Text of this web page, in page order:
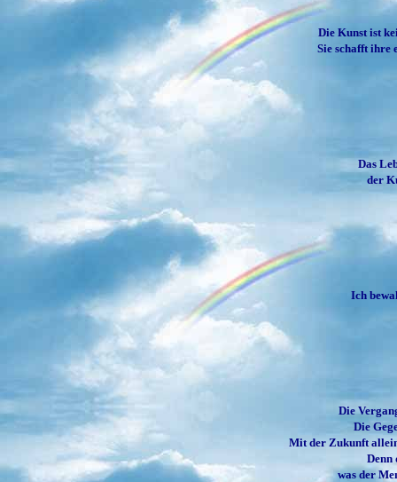
Die Kunst ist
Sie schafft ihre
Das
der
Ich
Die
Die
Mit der Zukunft
Denn
was der